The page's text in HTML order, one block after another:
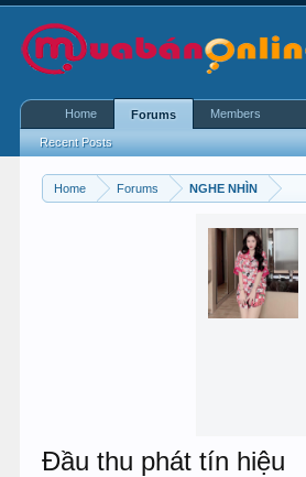
Home Forums NGHE NHÌN
Đầu thu phát tín hiệu
Home Forums
Recent Posts
Members